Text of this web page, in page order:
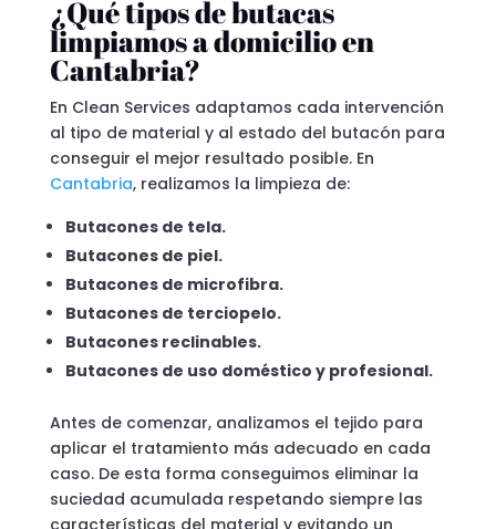
¿Qué tipos de butacas
limpiamos a domicilio en
Cantabria?
En Clean Services adaptamos cada intervención
al tipo de material y al estado del butacón para
conseguir el mejor resultado posible. En
Cantabria, realizamos la limpieza de:
Butacones de tela.
Butacones de piel.
Butacones de microfibra.
Butacones de terciopelo.
Butacones reclinables.
Butacones de uso doméstico y profesional.
Antes de comenzar, analizamos el tejido para
aplicar el tratamiento más adecuado en cada
caso. De esta forma conseguimos eliminar la
suciedad acumulada respetando siempre las
características del material y evitando un